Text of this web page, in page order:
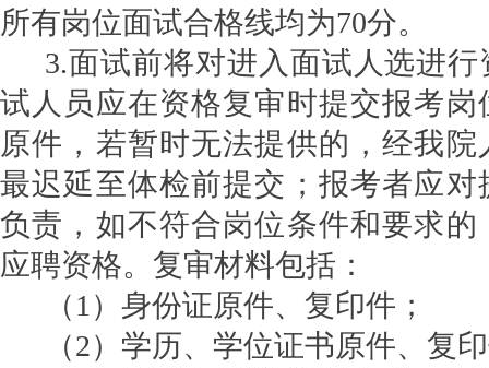
所有岗位面试合格线均为70分。
3.面试前将对进入面试人选进
试人员应在资格复审时提交报考岗
原件，若暂时无法提供的，经我
最迟延至体检前提交；报考者应对
负责，如不符合岗位条件和要求
应聘资格。复审材料包括：
（1 ）身份证原件、复印件；
（2）学历、学位证书原件、复